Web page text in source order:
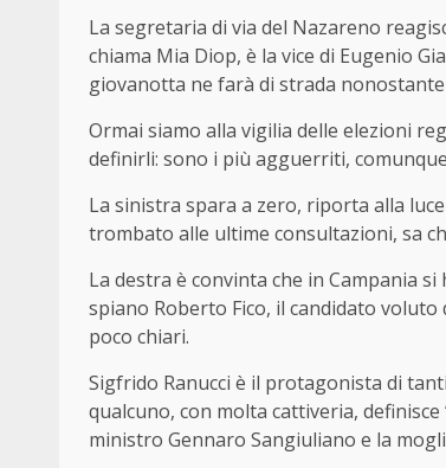
La segretaria di via del Nazareno
chiama Mia Diop, è la vice di Eugenio
giovanotta ne farà di strada nonostante
Ormai siamo alla vigilia delle elezioni
definirli: sono i più agguerriti,
La sinistra spara a zero, riporta alla
trombato alle ultime consultazioni, sa
La destra è convinta che in Campania
spiano Roberto Fico, il candidato
poco chiari.
Sigfrido Ranucci è il protagonista di
qualcuno, con molta cattiveria,
ministro Gennaro Sangiuliano e la